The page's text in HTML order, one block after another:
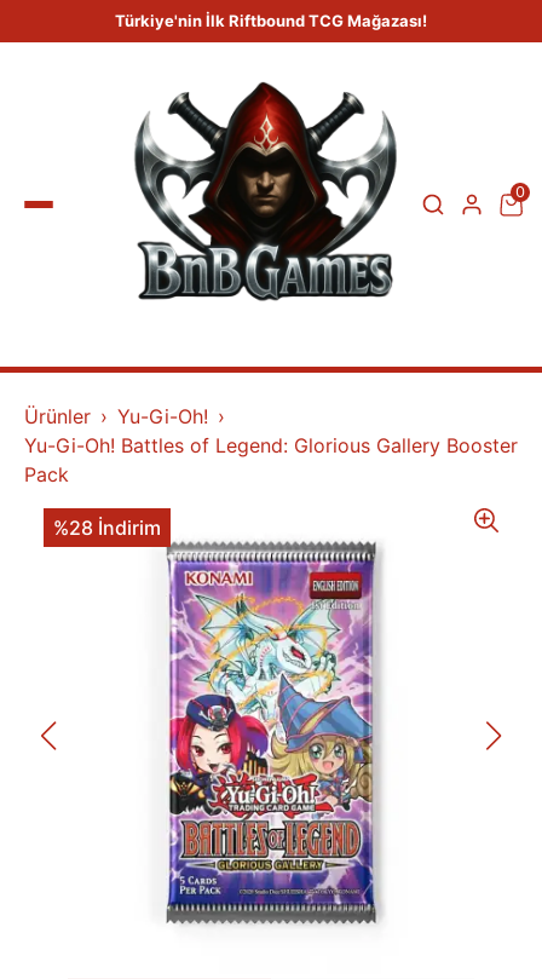
Türkiye'nin İlk Riftbound TCG Mağazası!
0
Ürünler
Yu-Gi-Oh!
Yu-Gi-Oh! Battles of Legend: Glorious Gallery Booster
Pack
%28 İndirim